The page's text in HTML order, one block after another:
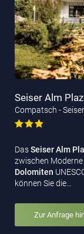
Seiser Alm
Compatsch -
DasSeiser Alm
zwischen
Dolomiten
können Sie die…
Zur Anfrage